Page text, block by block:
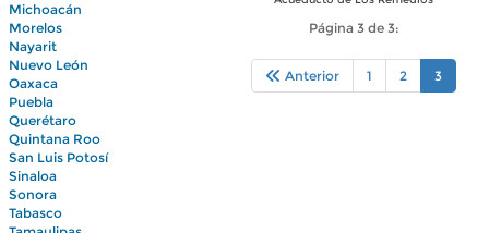
Michoacán
Morelos
Nayarit
Nuevo León
Oaxaca
Puebla
Querétaro
Quintana Roo
San Luis Potosí
Sinaloa
Sonora
Tabasco
Página 3 de 3:
Anterior 1 2 3